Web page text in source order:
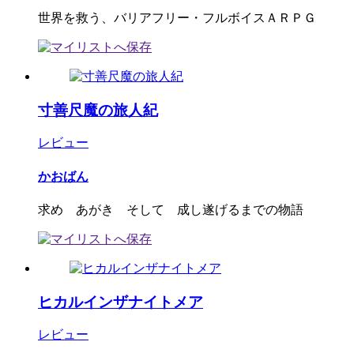
世界を救う、バリアフリー・フルボイスＡＲＰＧ
寸善尺魔の旅人紀
レビュー
かおばん
求め あがき そして 成し遂げるまでの物語
ヒカルインザナイトメア
レビュー